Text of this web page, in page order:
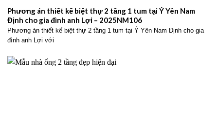
Phương án thiết kế biệt thự 2 tầng 1 tum tại Ý Yên Nam
Định cho gia đình anh Lợi – 2025NM106
Phương án thiết kế biệt thự 2 tầng 1 tum tại Ý Yên Nam Định cho gia
đình anh Lợi với